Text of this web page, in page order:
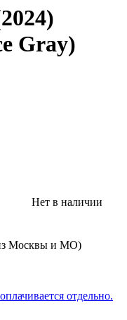
Gray)
Нет в наличии
из Москвы и МО)
отдельно.